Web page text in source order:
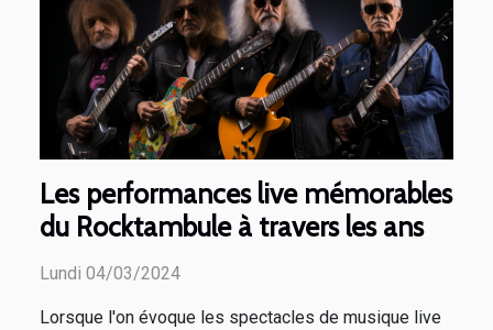
Les performances live mémorables
du Rocktambule à travers les ans
Lundi 04/03/2024
Lorsque l'on évoque les spectacles de musique live